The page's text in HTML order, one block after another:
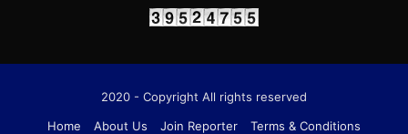
2020 - Copyright All rights reserved
Home
About Us Join Reporter
Terms & Conditions